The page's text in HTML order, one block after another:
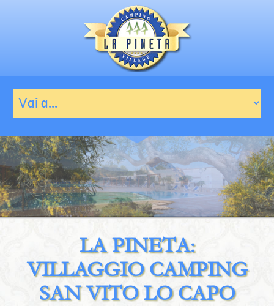
LA PINETA:
VILLAGGIO CAMPING
SAN VITO LO CAPO